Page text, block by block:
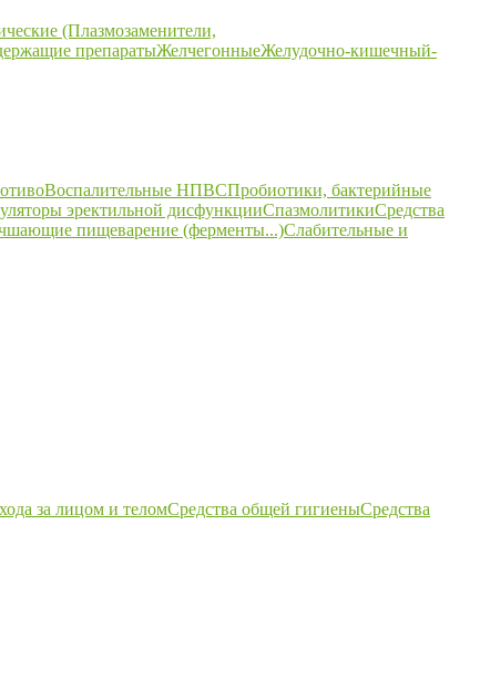
(Плазмозаменители,
препаратыЖелчегонныеЖелудочно-кишечный-
НПВСПробиотики, бактерийные
эректильной дисфункцииСпазмолитикиСредства
пищеварение (ферменты...)Слабительные и
за лицом и теломСредства общей гигиеныСредства